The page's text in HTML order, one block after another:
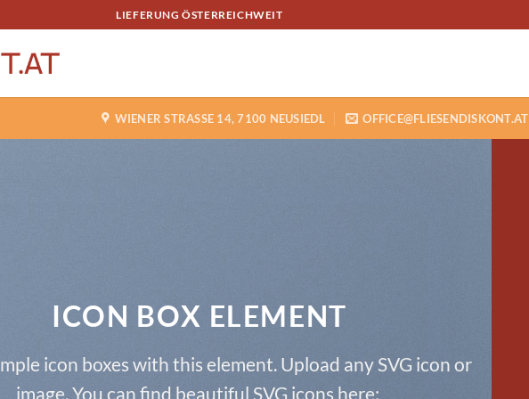
LIEFERUNG ÖSTERREICHWEIT
WIENER STRASSE 14, 7100 NEUSIEDL OFFICE@FLIESENDISKONT.AT
ICON BOX ELEMENT
icon boxes with this element. Upload any SVG icon or
image. You can find beautiful SVG icons here: